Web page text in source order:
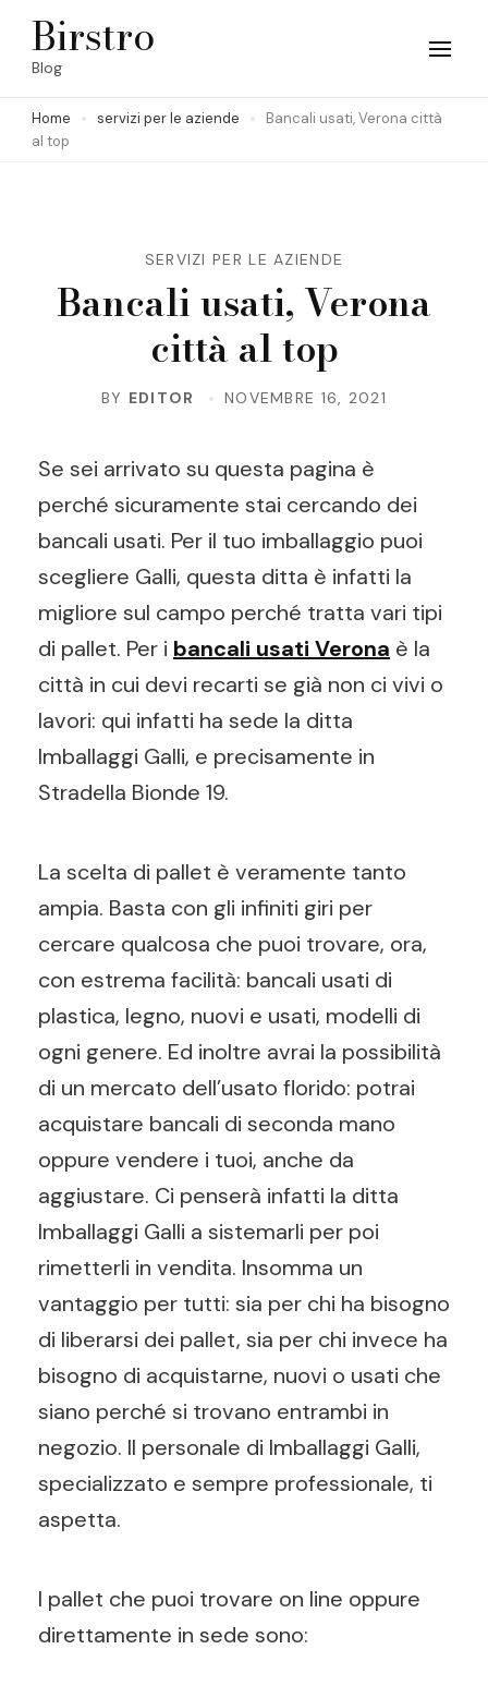
Skip
(Press
Birstro
Blog
Home servizi per le aziende
Bancali usati, Verona città
al top
SERVIZI PER LE AZIENDE
Bancali usati, Verona
città al top
BY EDITOR NOVEMBRE 16, 2021
Se sei arrivato su questa pagina è
perché sicuramente stai cercando dei
bancali usati. Per il tuo imballaggio puoi
scegliere Galli, questa ditta è infatti la
migliore sul campo perché tratta vari tipi
di pallet. Per i bancali usati Verona è la
città in cui devi recarti se già non ci vivi o
lavori: qui infatti ha sede la ditta
Imballaggi Galli, e precisamente in
Stradella Bionde 19.
La scelta di pallet è veramente tanto
ampia. Basta con gli infiniti giri per
cercare qualcosa che puoi trovare, ora,
con estrema facilità: bancali usati di
plastica, legno, nuovi e usati, modelli di
ogni genere. Ed inoltre avrai la possibilità
di un mercato dell’usato florido: potrai
acquistare bancali di seconda mano
oppure vendere i tuoi, anche da
aggiustare. Ci penserà infatti la ditta
Imballaggi Galli a sistemarli per poi
rimetterli in vendita. Insomma un
vantaggio per tutti: sia per chi ha bisogno
di liberarsi dei pallet, sia per chi invece ha
bisogno di acquistarne, nuovi o usati che
siano perché si trovano entrambi in
negozio. Il personale di Imballaggi Galli,
specializzato e sempre professionale, ti
aspetta.
I pallet che puoi trovare on line oppure
direttamente in sede sono: